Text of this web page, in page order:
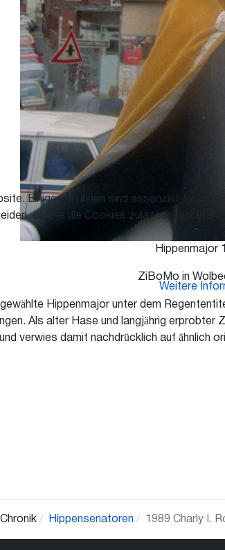
Hippenmajor
ZiBoMo in
Hippenmajor unter dem
Als alter Hase und langjährig erprobter
verwies damit nachdrücklich auf ähnlich
I. Laumann
Chronik Hippensenatoren 1989 Charly I.
Einige von ihnen sind essenziell für
ob Sie die Cookies zulassen
Weitere